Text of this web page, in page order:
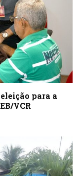
para a
VCR